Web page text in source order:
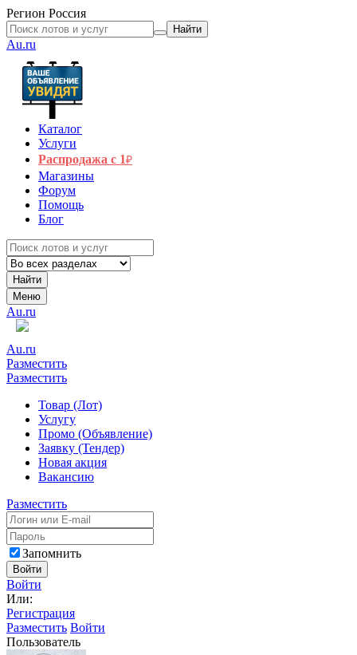
Регион Россия
Найти
Au.ru
Каталог
Услуги
Распродажа с 1₽
Магазины
Форум
Помощь
Блог
Найти
Меню
Au.ru
Au.ru
Разместить
Разместить
Товар (Лот)
Услугу
Промо (Объявление)
Заявку (Тендер)
Новая акция
Вакансию
Разместить
Запомнить
Войти
Войти
Или:
Регистрация
Разместить Войти
Пользователь